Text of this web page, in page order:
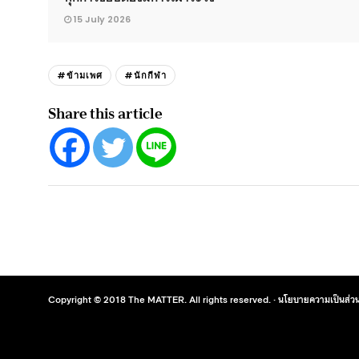
15 July 2026
#ข้ามเพศ #นักกีฬา
Share this article
Copyright © 2018 The MATTER. All rights reserved. ·นโยบายความเป็นส่ว